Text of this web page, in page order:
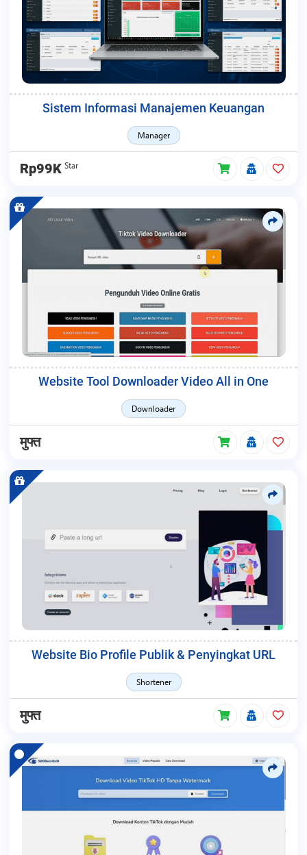
Sistem Informasi Manajemen Keuangan
Manager
Rp99K Star
Website Tool Downloader Video All in One
Downloader
मुफ्त
Website Bio Profile Publik & Penyingkat URL
Shortener
मुफ्त